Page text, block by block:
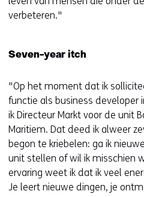
verbeteren."
Seven-year itch
"Op het moment dat ik
functie als business developer
ik Directeur Markt voor de unit
Maritiem. Dat deed ik alweer
begon te kriebelen: ga ik
unit stellen of wil ik misschien
ervaring weet ik dat ik veel
Je leert nieuwe dingen, je